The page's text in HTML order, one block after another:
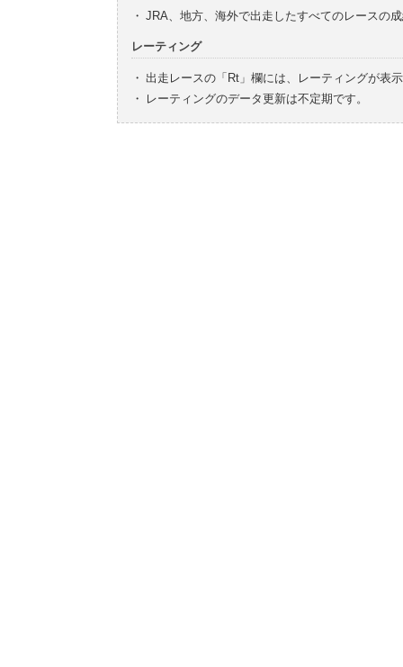
・ JRA、地方、海外で出走したすべてのレースの
レーティング
・ 出走レースの「Rt」欄には、レーティングが表
・
レーティングのデータ更新は不定期です。